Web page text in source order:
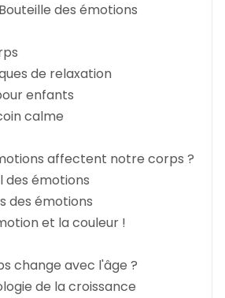
des émotions
de relaxation
enfants
calme
affectent notre corps ?
des émotions
des émotions
et la couleur !
change avec l'âge ?
de la croissance